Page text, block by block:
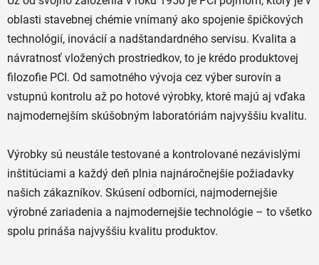
oblasti stavebnej chémie vnímaný ako spojenie špičkových
technológií, inovácií a nadštandardného servisu. Kvalita a
návratnosť vložených prostriedkov, to je krédo produktovej
filozofie PCI. Od samotného vývoja cez výber surovín a
vstupnú kontrolu až po hotové výrobky, ktoré majú aj vďaka
najmodernejším skúšobným laboratóriám najvyššiu kvalitu.
Výrobky sú neustále testované a kontrolované nezávislými
inštitúciami a každý deň plnia najnáročnejšie požiadavky
našich zákazníkov. Skúsení odborníci, najmodernejšie
výrobné zariadenia a najmodernejšie technológie – to všetko
spolu prináša najvyššiu kvalitu produktov.